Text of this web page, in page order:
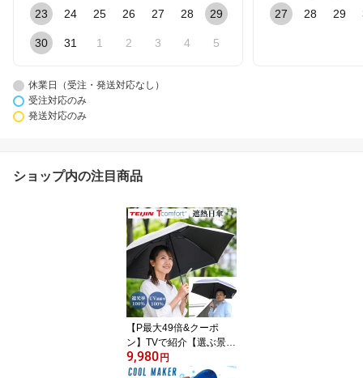
23 24 25 26 27 28 29
30 31 1 2 3 4 5
27 28 29
休業日（受注・発送対応なし）
受注対応のみ
発送対応のみ
ショップ内の注目商品
【P最大49倍&クーポ
ン】TVで紹介【選ぶ景
品】 テイジン アクシア T
comfort 晴雨 男女兼用遮
9,980円